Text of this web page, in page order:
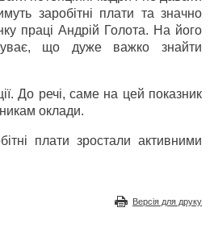
заробітні плати та значно
праці Андрій Голота. На його
що дуже важко знайти
До речі, саме на цей показник
оклади.
плати зростали активними
Версія для друку